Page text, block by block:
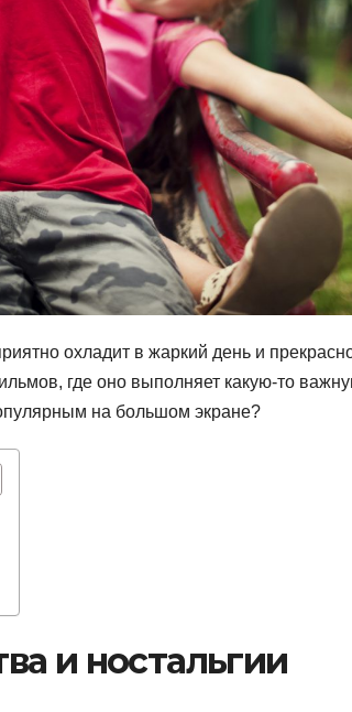
охладит в жаркий день и
где оно выполняет какую-то
на большом экране?
и ностальгии